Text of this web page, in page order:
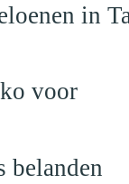
in
voor
belanden